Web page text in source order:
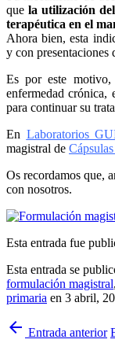
que la utilización
terapéutica en el
Ahora bien, esta
y con presentaciones
Es por este motivo,
enfermedad crónica,
para continuar su
En Laboratorios
magistral de
Os recordamos que,
con nosotros.
Esta entrada fue
Esta entrada se
formulación magistral,
primaria en 3 abril,
arrow_back Entrada anterior